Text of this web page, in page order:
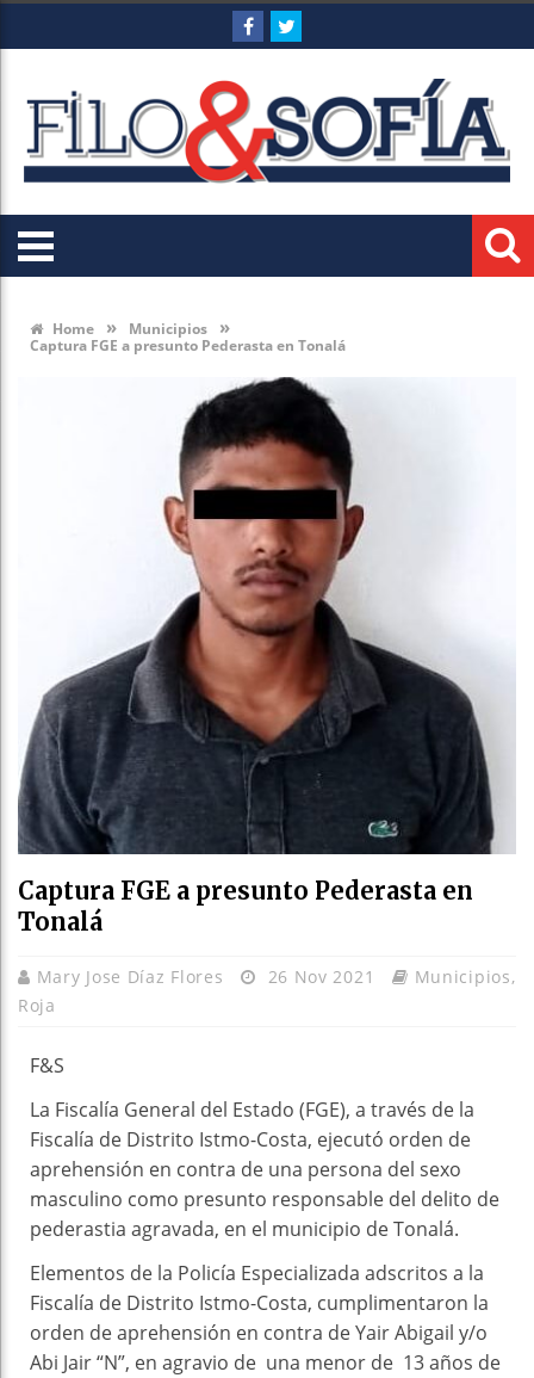
Home » Municipios »
Captura FGE a presunto Pederasta en Tonalá
Captura FGE a presunto Pederasta en
Tonalá
Mary Jose Díaz Flores 26 Nov 2021 Municipios,
Roja
F&S
La Fiscalía General del Estado (FGE), a través de la
Fiscalía de Distrito Istmo-Costa, ejecutó orden de
aprehensión en contra de una persona del sexo
masculino como presunto responsable del delito de
pederastia agravada, en el municipio de Tonalá.
Elementos de la Policía Especializada adscritos a la
Fiscalía de Distrito Istmo-Costa, cumplimentaron la
orden de aprehensión en contra de Yair Abigail y/o
Abi Jair “N”, en agravio de una menor de 13 años de